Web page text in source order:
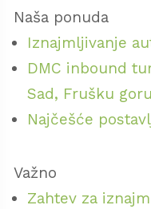
Naša ponuda
Iznajmljivanje
DMC inbound
Sad, Frušku
Najčešće
Važno
Zahtev za